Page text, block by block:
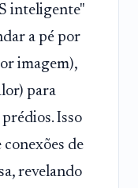
inteligente"
a pé por
imagem),
para
Isso
de
revelando